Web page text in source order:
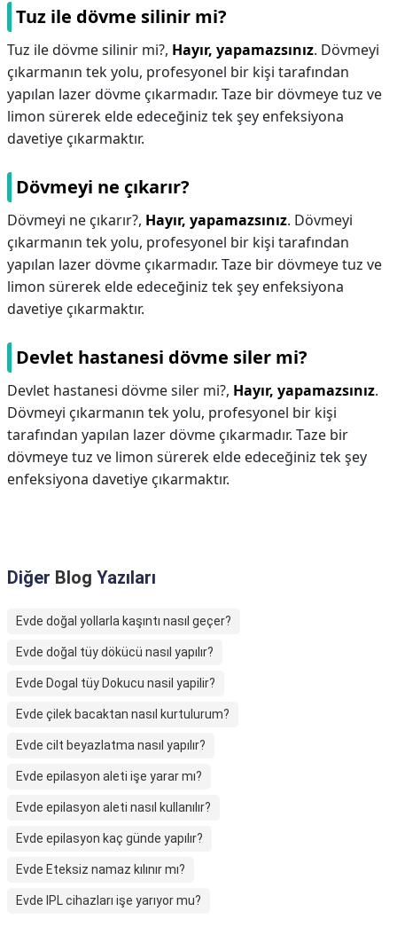
Tuz ile dövme silinir mi?
Tuz ile dövme silinir mi?, Hayır, yapamazsınız. Dövmeyi
çıkarmanın tek yolu, profesyonel bir kişi tarafından
yapılan lazer dövme çıkarmadır. Taze bir dövmeye tuz ve
limon sürerek elde edeceğiniz tek şey enfeksiyona
davetiye çıkarmaktır.
Dövmeyi ne çıkarır?
Dövmeyi ne çıkarır?, Hayır, yapamazsınız. Dövmeyi
çıkarmanın tek yolu, profesyonel bir kişi tarafından
yapılan lazer dövme çıkarmadır. Taze bir dövmeye tuz ve
limon sürerek elde edeceğiniz tek şey enfeksiyona
davetiye çıkarmaktır.
Devlet hastanesi dövme siler mi?
Devlet hastanesi dövme siler mi?, Hayır, yapamazsınız.
Dövmeyi çıkarmanın tek yolu, profesyonel bir kişi
tarafından yapılan lazer dövme çıkarmadır. Taze bir
dövmeye tuz ve limon sürerek elde edeceğiniz tek şey
enfeksiyona davetiye çıkarmaktır.
Diğer Blog Yazıları
Evde doğal yollarla kaşıntı nasıl geçer?
Evde doğal tüy dökücü nasıl yapılır?
Evde Dogal tüy Dokucu nasil yapilir?
Evde çilek bacaktan nasıl kurtulurum?
Evde cilt beyazlatma nasıl yapılır?
Evde epilasyon aleti işe yarar mı?
Evde epilasyon aleti nasıl kullanılır?
Evde epilasyon kaç günde yapılır?
Evde Eteksiz namaz kılınır mı?
Evde IPL cihazları işe yarıyor mu?